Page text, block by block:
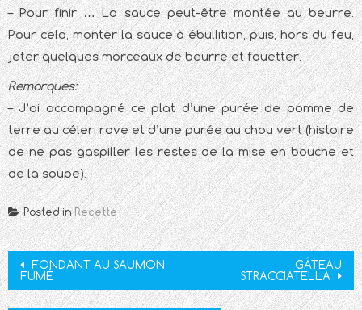
– Pour finir … La sauce peut-être montée au beurre.
Pour cela, monter la sauce à ébullition, puis, hors du feu,
jeter quelques morceaux de beurre et fouetter.
Remarques:
– J’ai accompagné ce plat d’une purée de pomme de
terre au céleri rave et d’une purée au chou vert (histoire
de ne pas gaspiller les restes de la mise en bouche et
de la soupe).
Posted inRecette
Post
navigation
FONDANT AU SAUMON
FUMÉ
GÂTEAU
STRACCIATELLA